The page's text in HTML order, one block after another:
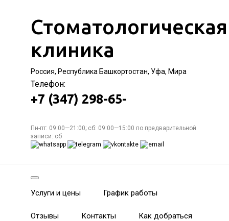
Стоматологическая
клиника
Россия, Республика Башкортостан, Уфа, Мира
Телефон:
+7 (347) 298-65-
Пн-пт: 09:00—21:00; сб: 09:00—15:00 по предварительной
записи: сб
Услуги и цены График работы
Отзывы Контакты Как добраться